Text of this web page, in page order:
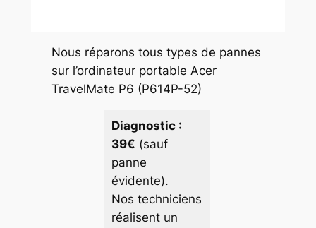
Nous réparons tous types de pannes
sur l’ordinateur portable Acer
TravelMate P6 (P614P-52)
Diagnostic :
39€ (sauf
panne
évidente).
Nos techniciens
réalisent un